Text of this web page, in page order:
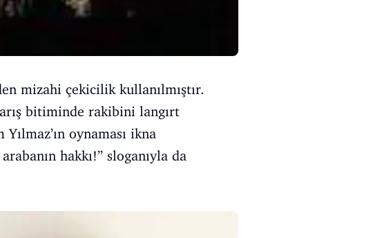
mizahi çekicilik kullanılmıştır.
bitiminde rakibini langırt
oynaması ikna
hakkı!’’ sloganıyla da